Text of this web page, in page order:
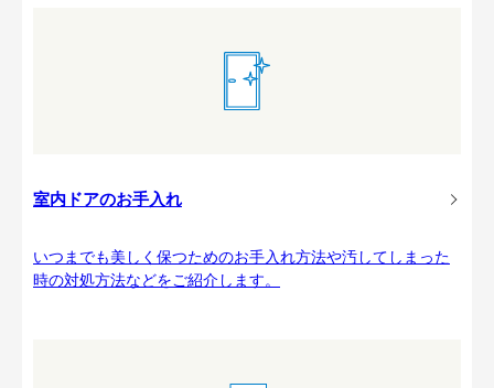
室内ドアのお手入れ
いつまでも美しく保つためのお手入れ方法や汚してしまった
時の対処方法などをご紹介します。